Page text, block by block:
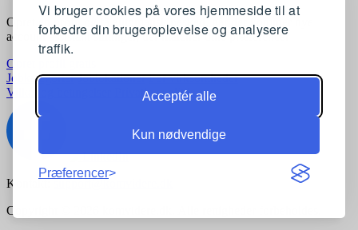
Vi bruger cookies på vores hjemmeside til at
forbedre din brugeroplevelse og analysere
traffik.
Acceptér alle
Kun nødvendige
Præferencer
Opret en profil og få automatisk besked, når der kommer nye
account assistant stillinger, der matcher dine præferencer
Opret profil gratis
Jobkategorier Joblokationer For virksomheder
Vilkår og betingelser
Privatlivspolitik
Kontakt:support@komvidere.dk
Copyright © 2026 komvidere.dk. Alle rettigheder forbeholdes.